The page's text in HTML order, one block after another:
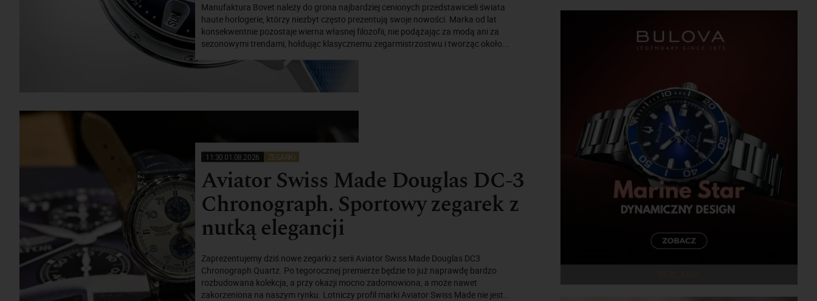
Manufaktura Bovet należy do grona najbardziej cenionych przedstawicieli świata
haute horlogerie, którzy niezbyt często prezentują swoje nowości. Marka od lat
konsekwentnie pozostaje wierna własnej filozofii, nie podążając za modą ani za
sezonowymi trendami, hołdując klasycznemu zegarmistrzostwu i tworząc około...
11:30 01.08.2026 ZEGARKI
Aviator Swiss Made Douglas DC-3
Chronograph. Sportowy zegarek z
nutką elegancji
Zaprezentujemy dziś nowe zegarki z serii Aviator Swiss Made Douglas DC3
Chronograph Quartz. Po tegorocznej premierze będzie to już naprawdę bardzo
rozbudowana kolekcja, a przy okazji mocno zadomowiona, a może nawet
zakorzeniona na naszym rynku. Lotniczy profil marki Aviator Swiss Made nie jest...